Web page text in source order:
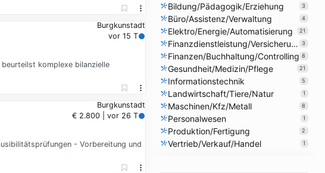
Burgkunstadt
vor 15 T
komplexe bilanzielle
Burgkunstadt
€ 2.800 | vor 26 T
- Vorbereitung und
Bildung/Pädagogik/Erziehung 3
Büro/Assistenz/Verwaltung 4
Elektro/Energie/Automatisierung 21
Finanzdienstleistung/Versicherung 3
Finanzen/Buchhaltung/Controlling 8
Gesundheit/Medizin/Pflege 21
Informationstechnik 5
Landwirtschaft/Tiere/Natur 1
Maschinen/Kfz/Metall 8
Personalwesen 1
Produktion/Fertigung 2
Vertrieb/Verkauf/Handel 1